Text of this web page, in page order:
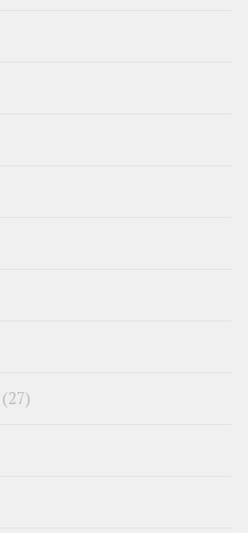
(27)